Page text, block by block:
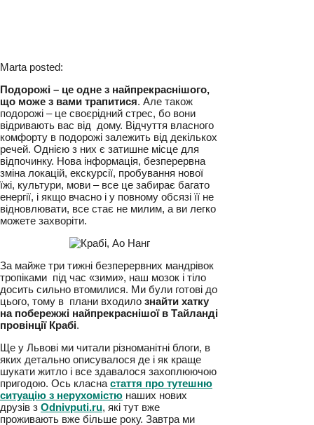
Marta posted:
Подорожі – це одне з найпрекраснішого,
що може з вами трапитися. Але також
подорожі – це своєрідний стрес, бо вони
відривають вас від дому. Відчуття власного
комфорту в подорожі залежить від
декількох речей. Однією з них є затишне
місце для відпочинку. Нова інформація,
безперервна зміна локацій, екскурсії,
пробування нової їжі, культури, мови – все
це забирає багато енергії, і якщо вчасно і у
повному обсязі її не відновлювати, все стає
не милим, а ви легко можете захворіти.
За майже три тижні безперервних мандрівок
тропіками під час «зими», наш мозок і тіло
досить сильно втомилися. Ми були готові до
цього, тому в плани входило
на побережжі найпрекраснішої в
Тайланді провінції Крабі.
Ще у Львові ми читали різноманітні блоги, в
яких детально описувалося де і як краще
шукати житло і все здавалося
захоплюючою пригодою. Ось класнастаття